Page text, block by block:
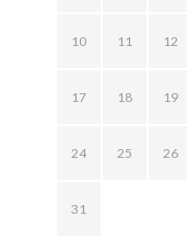
10 11 12
17 18 19
24 25 26
31